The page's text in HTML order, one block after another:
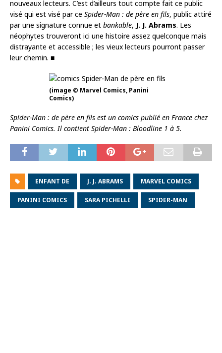
nouveaux lecteurs. C’est d’ailleurs tout compte fait ce public
visé qui est visé par ce Spider-Man : de père en fils, public attiré
par une signature connue et bankable, J. J. Abrams. Les
néophytes trouveront ici une histoire assez quelconque mais
distrayante et accessible ; les vieux lecteurs pourront passer
leur chemin. ■
(image © Marvel Comics, Panini
Comics)
Spider-Man : de père en fils est un comics publié en France chez
Panini Comics. Il contient Spider-Man : Bloodline 1 à 5.
ENFANT DE J. J. ABRAMS MARVEL COMICS
PANINI COMICS SARA PICHELLI SPIDER-MAN